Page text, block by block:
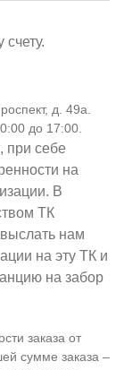
д. 49а.
до 17:00.
при себе
на
В
ТК
нам
на эту ТК и
на забор
заказа от
сумме заказа –